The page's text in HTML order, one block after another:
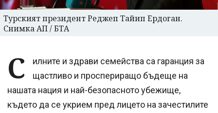
Турският президент Реджеп Тайип Ердоган.
Снимка АП / БТА
С
илните и здрави семейства са гаранция за
щастливо и проспериращо бъдеще на
нашата нация и най-безопасното убежище,
където да се укрием пред лицето на зачестилите